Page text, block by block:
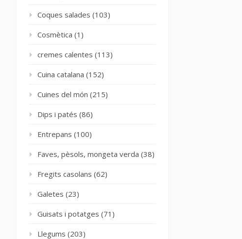
Coques salades (103)
Cosmètica (1)
cremes calentes (113)
Cuina catalana (152)
Cuines del món (215)
Dips i patés (86)
Entrepans (100)
Faves, pèsols, mongeta verda (38)
Fregits casolans (62)
Galetes (23)
Guisats i potatges (71)
Llegums (203)